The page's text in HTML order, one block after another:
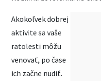
Akokoľvek dobrej
aktivite sa vaše
ratolesti môžu
venovať, po čase
ich začne nudiť.